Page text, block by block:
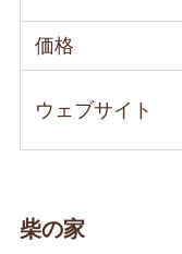
価格
ウェブサイト
柴の家